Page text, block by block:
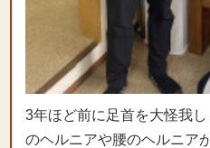
3年ほど前に足首を大怪我
のヘルニアや腰のヘルニア